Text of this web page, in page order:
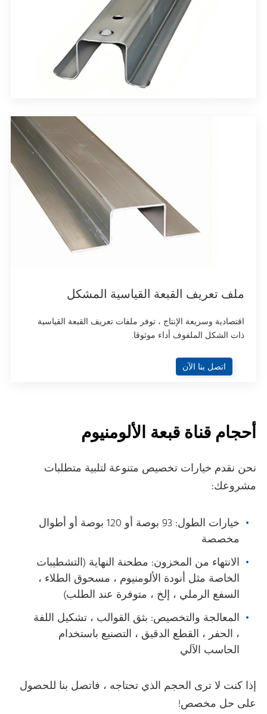
ملف تعريف القبعة القياسية المشكل
اقتصادية وسريعة الإنتاج ، توفر ملفات تعريف القبعة القياسية
ذات الشكل الملفوف أداء موثوقا.
اتصل بنا الآن
أحجام قناة قبعة الألومنيوم
نحن نقدم خيارات تخصيص متنوعة لتلبية متطلبات
مشروعك:
خيارات الطول: 93 بوصة أو 120 بوصة أو أطوال
مخصصة
الانتهاء من المخزون: مطحنة النهاية (التشطيبات
الخاصة مثل أنودة الألومنيوم ، مسحوق الطلاء ،
السفع الرملي ، إلخ ، متوفرة عند الطلب)
المعالجة والتخصيص: بثق القوالب ، تشكيل اللفة
، الحفر ، القطع الدقيق ، التصنيع باستخدام
الحاسب الآلي
إذا كنت لا ترى الحجم الذي تحتاجه ، فاتصل بنا للحصول
على حل مخصص!